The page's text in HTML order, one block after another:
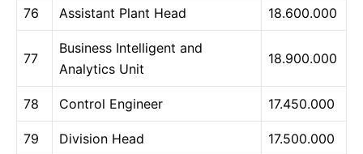
76 Assistant Plant Head 18.600.000
77
Business Intelligent and
Analytics Unit
18.900.000
78 Control Engineer 17.450.000
79 Division Head 17.500.000